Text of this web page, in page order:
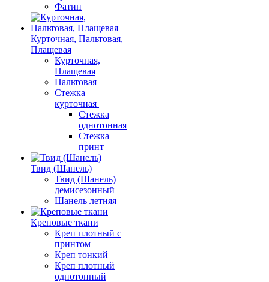
Фатин
Курточная, Пальтовая,
Плащевая
Курточная,
Плащевая
Пальтовая
Стежка
курточная
Стежка
однотонная
Стежка
принт
Твид (Шанель)
Твид (Шанель)
демисезонный
Шанель летняя
Креповые ткани
Креп плотный с
принтом
Креп тонкий
Креп плотный
однотонный